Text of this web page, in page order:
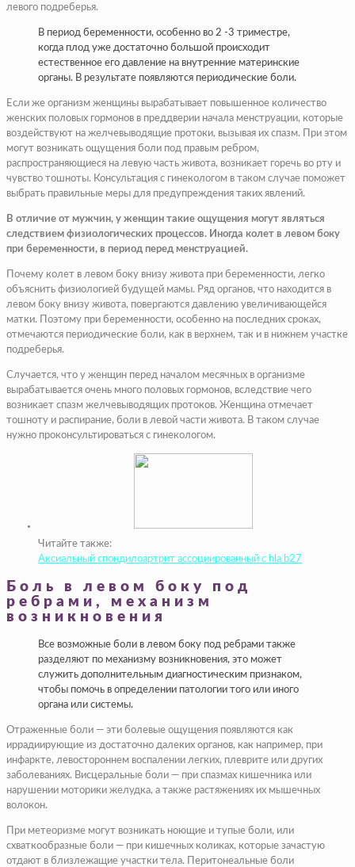
левого подреберья.
В период беременности, особенно во 2 -3 триместре,
когда плод уже достаточно большой происходит
естественное его давление на внутренние материнские
органы. В результате появляются периодические боли.
Если же организм женщины вырабатывает повышенное количество
женских половых гормонов в преддверии начала менструации, которые
воздействуют на желчевыводящие протоки, вызывая их спазм. При этом
могут возникать ощущения боли под правым ребром,
распространяющиеся на левую часть живота, возникает горечь во рту и
чувство тошноты. Консультация с гинекологом в таком случае поможет
выбрать правильные меры для предупреждения таких явлений.
В отличие от мужчин, у женщин такие ощущения могут являться
следствием физиологических процессов. Иногда колет в левом боку
при беременности, в период перед менструацией.
Почему колет в левом боку внизу живота при беременности, легко
объяснить физиологией будущей мамы. Ряд органов, что находится в
левом боку внизу живота, повергаются давлению увеличивающейся
матки. Поэтому при беременности, особенно на последних сроках,
отмечаются периодические боли, как в верхнем, так и в нижнем участке
подреберья.
Случается, что у женщин перед началом месячных в организме
вырабатывается очень много половых гормонов, вследствие чего
возникает спазм желчевыводящих протоков. Женщина отмечает
тошноту и распирание, боли в левой части живота. В таком случае
нужно проконсультироваться с гинекологом.
Читайте также:
Аксиальный спондилоартрит ассоциированный с hla b27
Боль в левом боку под
ребрами, механизм
возникновения
Все возможные боли в левом боку под ребрами также
разделяют по механизму возникновения, это может
служить дополнительным диагностическим признаком,
чтобы помочь в определении патологии того или иного
органа или системы.
Отраженные боли — эти болевые ощущения появляются как
иррадиирующие из достаточно далеких органов, как например, при
инфаркте, левостороннем воспалении легких, плеврите или других
заболеваниях. Висцеральные боли — при спазмах кишечника или
нарушении моторики желудка, а также растяжениях их мышечных
волокон.
При метеоризме могут возникать ноющие и тупые боли, или
схваткообразные боли — при кишечных коликах, которые зачастую
отдают в близлежащие участки тела. Перитонеальные боли